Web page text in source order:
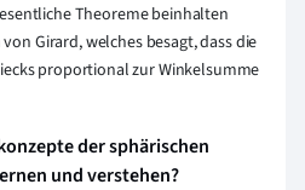
Theoreme beinhalten
Girard, welches besagt, dass die
proportional zur Winkelsumme
der sphärischen
und verstehen?